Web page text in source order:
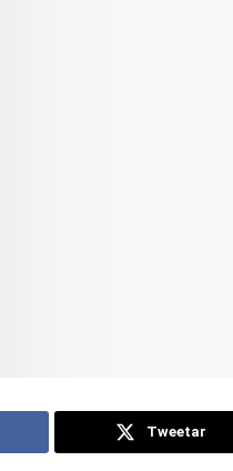
Tweetar